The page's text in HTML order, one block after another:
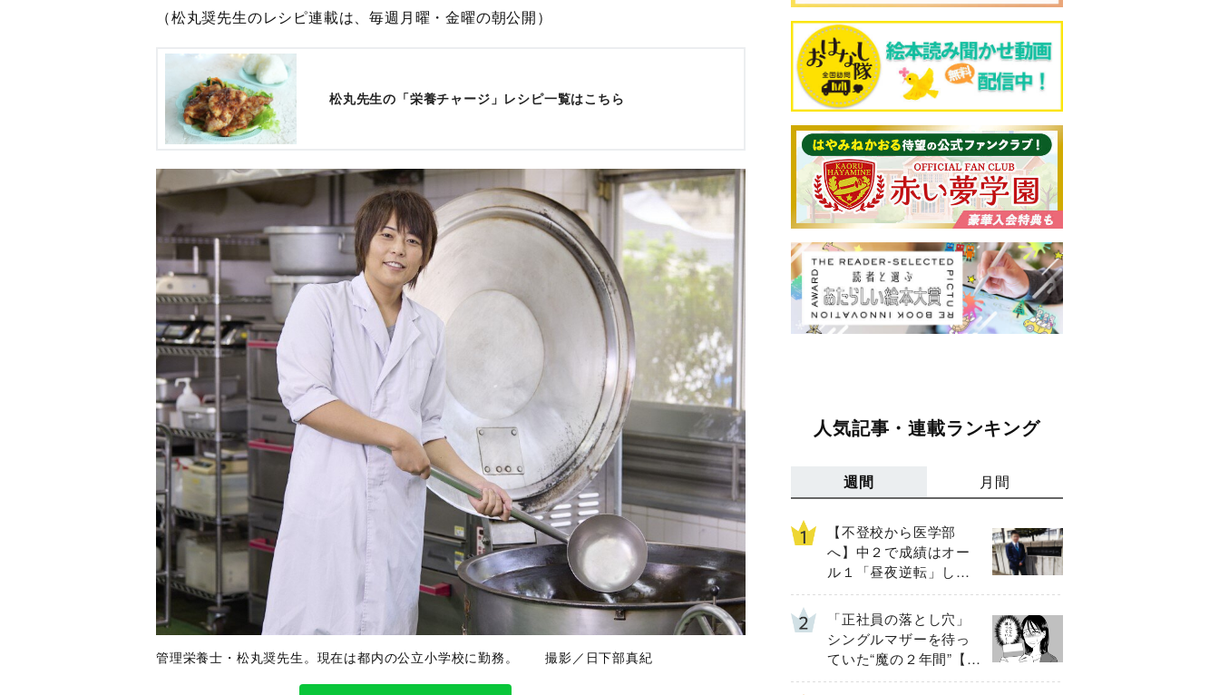
（松丸奨先生のレシピ連載は、毎週月曜・金曜の朝公開）
松丸先生の「栄養チャージ」レシピ一覧はこちら
管理栄養士・松丸奨先生。現在は都内の公立小学校に勤務。 撮影／日下部真紀
人気記事・連載ランキング
週間 月間
【不登校から医学部
へ】中２で成績はオー
ル１「昼夜逆転」した
わが子を”夜遊び”に連れ
出した母の気づき
「正社員の落とし穴」
シングルマザーを待っ
ていた“魔の２年間”【後
編】